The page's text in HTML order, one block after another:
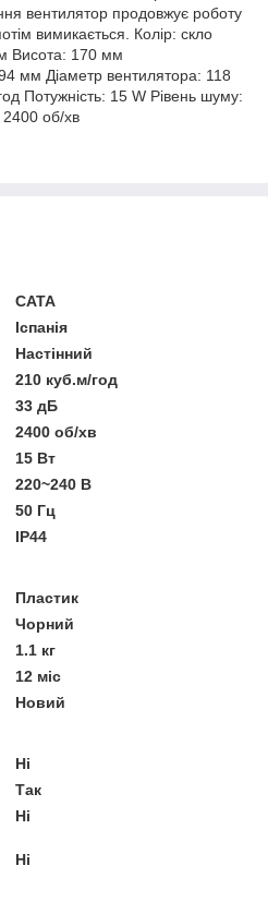
вентилятор продовжує роботу
вимикається. Колір: скло
Висота: 170 мм
мм Діаметр вентилятора: 118
Потужність: 15 W Рівень шуму:
2400 об/хв
CATA
Іспанія
Настінний
210 куб.м/год
33 дБ
2400 об/хв
15 Вт
220~240 В
50 Гц
IP44
Пластик
Чорний
1.1 кг
12 міс
Новий
Ні
Так
Ні
Ні